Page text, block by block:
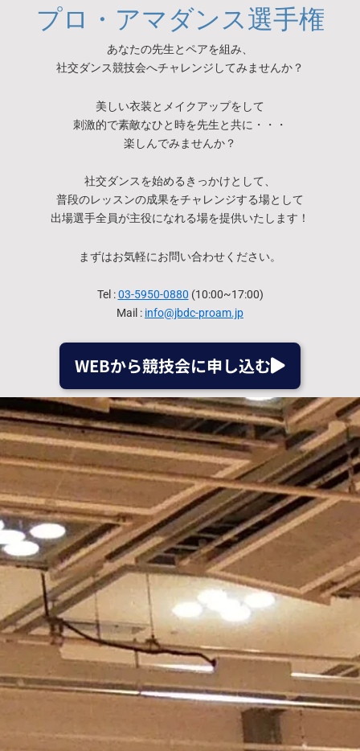
プロ・アマダンス選手権
あなたの先生とペアを組み、
社交ダンス競技会へチャレンジしてみませんか？
美しい衣装とメイクアップをして
刺激的で素敵なひと時を先生と共に・・・
楽しんでみませんか？
社交ダンスを始めるきっかけとして、
普段のレッスンの成果をチャレンジする場として
出場選手全員が主役になれる場を提供いたします！
まずはお気軽にお問い合わせください。
Tel :03-5950-0880 (10:00~17:00)
Mail : info@jbdc-proam.jp
WEBから競技会に申し込む